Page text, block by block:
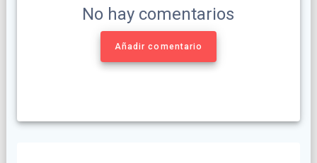
No hay comentarios
Añadir comentario